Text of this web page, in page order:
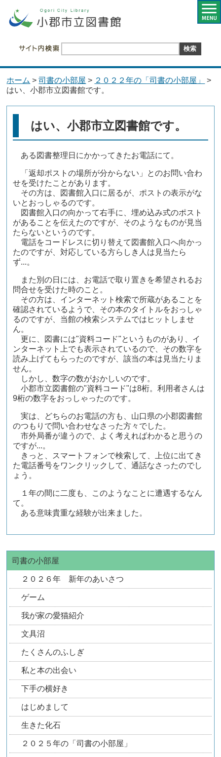
ホーム >司書の小部屋 > ２０２２年の「司書の小部屋」
>
はい、小郡市立図書館です。
はい、小郡市立図書館です。
ある図書整理日にかかってきたお電話にて。
「返却ポストの場所が分からない」とのお問い合わ
せを受けたことがあります。
その方は、図書館入口に居るが、ポストの表示がな
いとおっしゃるのです。
図書館入口の向かって右手に、埋め込み式のポスト
があることを伝えたのですが、そのようなものが見当
たらないというのです。
電話をコードレスに切り替えて図書館入口へ向かっ
たのですが、対応している方らしき人は見当たら
ず...。
また別の日には、お電話で取り置きを希望されるお
問合せを受けた時のこと。
その方は、インターネット検索で所蔵があることを
確認されているようで、その本のタイトルをおっしゃ
るのですが、当館の検索システムではヒットしませ
ん。
更に、図書には"資料コード"というものがあり、イ
ンターネット上でも表示されているので、その数字を
読み上げてもらったのですが、該当の本は見当たりま
せん。
しかし、数字の数がおかしいのです。
小郡市立図書館の"資料コード"は8桁。利用者さんは
9桁の数字をおっしゃったのです。
実は、どちらのお電話の方も、山口県の小郡図書館
のつもりで問い合わせなさった方々でした。
市外局番が違うので、よく考えればわかると思うの
ですが...。
きっと、スマートフォンで検索して、上位に出てき
た電話番号をワンクリックして、通話なさったのでし
ょう。
１年の間に二度も、このようなことに遭遇するなん
て。
ある意味貴重な経験が出来ました。
司書の小部屋
２０２６年 新年のあいさつ
ゲーム
我が家の愛猫紹介
文具沼
たくさんのふしぎ
私と本の出会い
下手の横好き
はじめまして
生きた化石
２０２５年の「司書の小部屋」